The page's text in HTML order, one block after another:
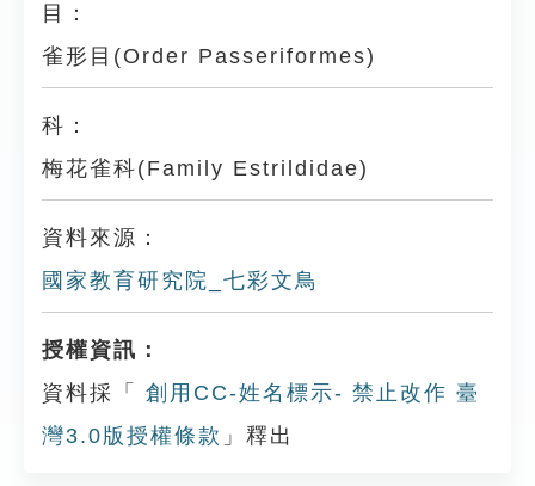
目：
雀形目(Order Passeriformes)
科：
梅花雀科(Family Estrildidae)
資料來源：
國家教育研究院_七彩文鳥
授權資訊：
資料採「
創用CC-姓名標示- 禁止改作 臺
灣3.0版授權條款 」釋出